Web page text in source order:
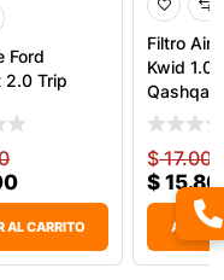
Ford
2.0 Trip
AL CARRITO
Filtro
Kwid 1.0,
Qashqai
$17.000
$
AÑADIR